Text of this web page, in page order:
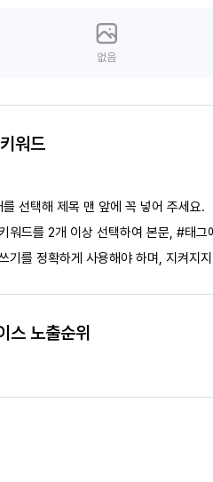
없음
워드
를 선택해 제목 맨 앞에 꼭 넣어 주세요.
워드를 2개 이상 선택하여 본문, #태
기를 정확하게 사용해야 하며, 지켜지
스 노출순위